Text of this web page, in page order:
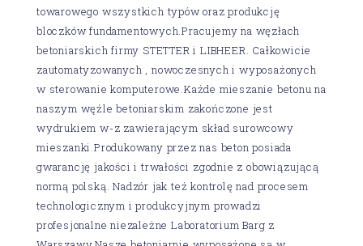
towarowego wszystkich typów oraz produkcję
bloczków fundamentowych.Pracujemy na węzłach
betoniarskich firmy STETTER i LIBHEER. Całkowicie
zautomatyzowanych , nowoczesnych i wyposażonych
w sterowanie komputerowe.Każde mieszanie betonu na
naszym węźle betoniarskim zakończone jest
wydrukiem w-z zawierającym skład surowcowy
mieszanki.Produkowany przez nas beton posiada
gwarancję jakości i trwałości zgodnie z obowiązującą
normą polską. Nadzór jak też kontrolę nad procesem
technologicznym i produkcyjnym prowadzi
profesjonalne niezależne Laboratorium Barg z